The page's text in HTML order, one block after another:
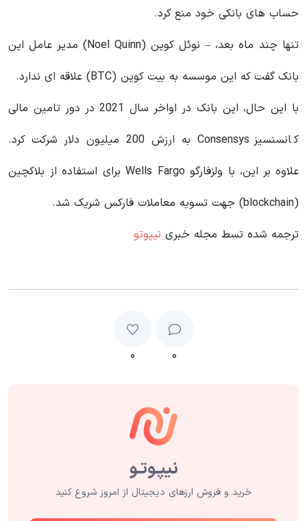
حساب های بانکی خود منع کرد.
تنها چند ماه بعد، – نوئل کوین (Noel Quinn) مدیر عامل این
بانک گفت که این موسسه به بیت کوین (BTC) علاقه ای ندارد.
با این حال، این بانک در اواخر سال 2021 در دور تامین مالی
کانسنسیز Consensys به ارزش 200 میلیون دلار شرکت کرد.
علاوه بر این، با ولزفارگو Wells Fargo برای استفاده از بلاکچین
(blockchain) جهت تسویه معاملات فارکس شریک شد.
ترجمه شده تسط مجله خبری نیپوتو
۰ ۰
خرید و فروش ارزهای دیجیتال از امروز شروع کنید